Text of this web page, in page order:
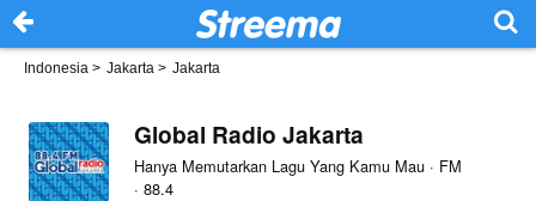
Indonesia > Jakarta > Jakarta
Global Radio Jakarta
Hanya Memutarkan Lagu Yang Kamu Mau · FM
· 88.4